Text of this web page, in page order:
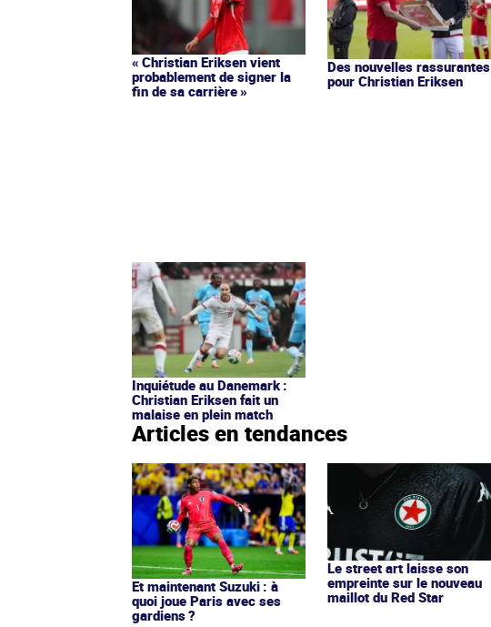
« Christian Eriksen vient
probablement de signer la
fin de sa carrière »
Des nouvelles rassurantes
pour Christian Eriksen
Inquiétude au Danemark :
Christian Eriksen fait un
malaise en plein match
Articles en tendances
Et maintenant Suzuki : à
quoi joue Paris avec ses
gardiens ?
Le street art laisse son
empreinte sur le nouveau
maillot du Red Star